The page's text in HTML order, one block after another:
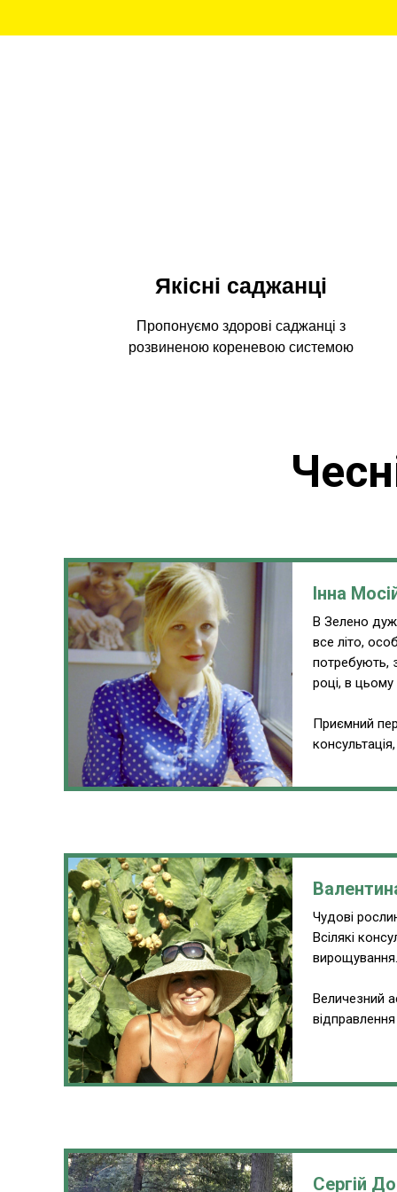
Пропонуємо здорові саджанці з
розвиненою кореневою системою
Якісні саджанці
Інна
В Зелено
все літо,
потребують,
році, в
Приємний
Чудові
Всілякі
вирощування.
Величезний
відправлення
Сергій